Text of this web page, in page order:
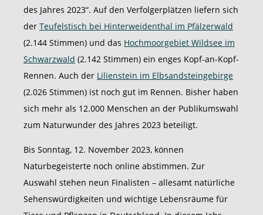
des Jahres 2023“. Auf den Verfolgerplätzen liefern sich
der Teufelstisch bei Hinterweidenthal im Pfälzerwald
(2.144 Stimmen) und das Hochmoorgebiet Wildsee im
Schwarzwald (2.142 Stimmen) ein enges Kopf-an-Kopf-
Rennen. Auch der Lilienstein im Elbsandsteingebirge
(2.026 Stimmen) ist noch gut im Rennen. Bisher haben
sich mehr als 12.000 Menschen an der Publikumswahl
zum Naturwunder des Jahres 2023 beteiligt.
Bis Sonntag, 12. November 2023, können
Naturbegeisterte noch online abstimmen. Zur
Auswahl stehen neun Finalisten – allesamt natürliche
Sehenswürdigkeiten und wichtige Lebensräume für